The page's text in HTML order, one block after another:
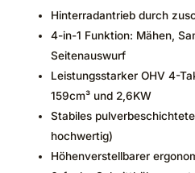
Hinterradantrieb durch
4-in-1 Funktion: Mähen,
Seitenauswurf
Leistungsstarker OHV 4-
159cm³ und 2,6KW
Stabiles
hochwertig)
Höhenverstellbarer